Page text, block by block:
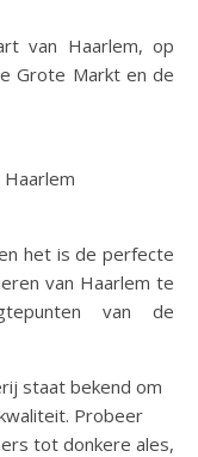
van Haarlem, op
Grote Markt en de
het is de perfecte
van Haarlem te
van de
staat bekend om
Probeer
tot donkere ales,